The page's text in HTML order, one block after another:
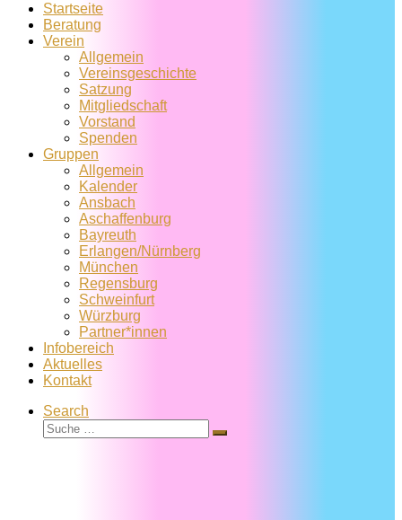
Startseite
Beratung
Verein
Allgemein
Vereins­geschichte
Satzung
Mitglied­schaft
Vorstand
Spenden
Gruppen
Allgemein
Kalender
Ansbach
Aschaffenburg
Bayreuth
Erlangen/Nürnberg
München
Regensburg
Schweinfurt
Würzburg
Partner*innen
Infobereich
Aktuelles
Kontakt
Search
Suche
Suche